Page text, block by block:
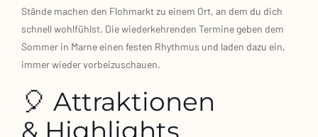
Stän­de machen den Floh­markt zu einem Ort, an dem du dich
schnell wohl­fühlst. Die wie­der­keh­ren­den Ter­mi­ne geben dem
Som­mer in Mar­ne einen fes­ten Rhyth­mus und laden dazu ein,
immer wie­der vor­bei­zu­schau­en.
🎈 Attraktionen
& Highlights